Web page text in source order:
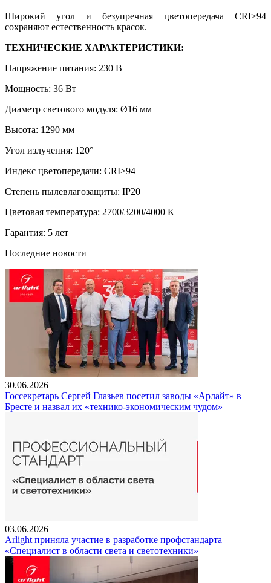
Широкий угол и безупречная цветопередача CRI>94
сохраняют естественность красок.
ТЕХНИЧЕСКИЕ ХАРАКТЕРИСТИКИ:
Напряжение питания: 230 В
Мощность: 36 Вт
Диаметр светового модуля: Ø16 мм
Высота: 1290 мм
Угол излучения: 120°
Индекс цветопередачи: CRI>94
Степень пылевлагозащиты: IP20
Цветовая температура: 2700/3200/4000 К
Гарантия: 5 лет
Последние новости
30.06.2026
Госсекретарь Сергей Глазьев посетил заводы «Арлайт» в
Бресте и назвал их «технико-экономическим чудом»
03.06.2026
Arlight приняла участие в разработке профстандарта
«Специалист в области света и светотехники»